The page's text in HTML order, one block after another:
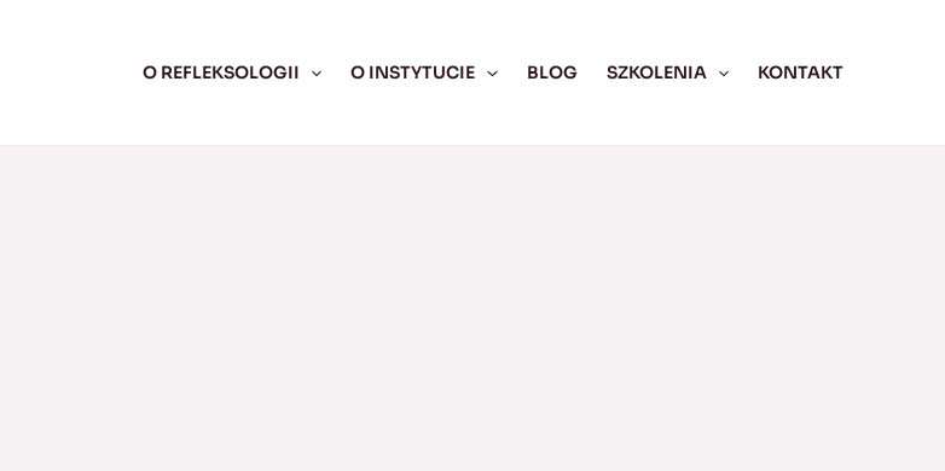
O REFLEKSOLOGII O INSTYTUCIE BLOG SZKOLENIA KONTAKT